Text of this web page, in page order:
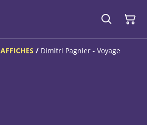
AFFICHES / Dimitri Pagnier - Voyage